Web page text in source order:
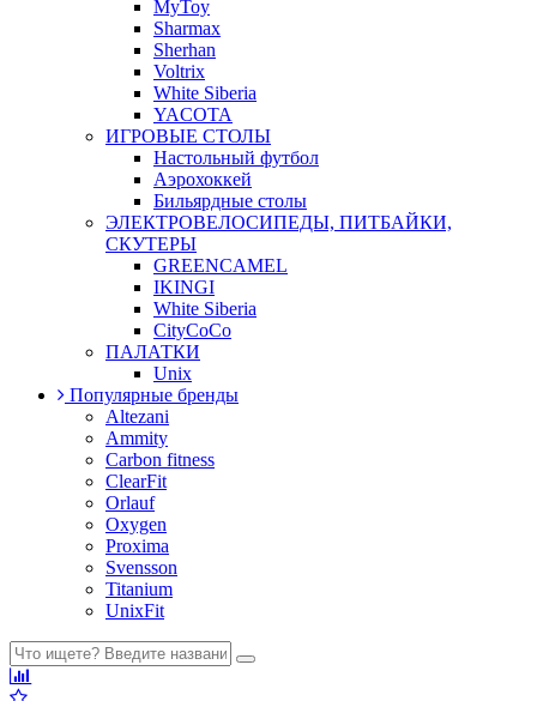
MyToy
Sharmax
Sherhan
Voltrix
White Siberia
YACOTA
ИГРОВЫЕ СТОЛЫ
Настольный футбол
Аэрохоккей
Бильярдные столы
ЭЛЕКТРОВЕЛОСИПЕДЫ, ПИТБАЙКИ,
СКУТЕРЫ
GREENCAMEL
IKINGI
White Siberia
CityCoCo
ПАЛАТКИ
Unix
Популярные бренды
Altezani
Ammity
Carbon fitness
ClearFit
Orlauf
Oxygen
Proxima
Svensson
Titanium
UnixFit